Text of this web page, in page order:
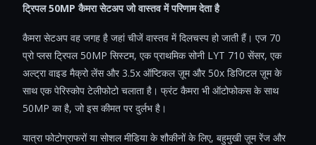
ट्रिपल 50MP कैमरा सेटअप जो वास्तव में परिणाम देता है
कैमरा सेटअप वह जगह है जहां चीजें वास्तव में दिलचस्प हो जाती हैं। एज 70
प्रो प्लस ट्रिपल 50MP सिस्टम, एक प्राथमिक सोनी LYT 710 सेंसर, एक
अल्ट्रा वाइड मैक्रो लेंस और 3.5x ऑप्टिकल ज़ूम और 50x डिजिटल ज़ूम के
साथ एक पेरिस्कोप टेलीफोटो चलाता है। फ्रंट कैमरा भी ऑटोफोकस के साथ
50MP का है, जो इस कीमत पर दुर्लभ है।
यात्रा फोटोग्राफरों या सोशल मीडिया के शौकीनों के लिए, बहुमुखी ज़ूम रेंज और